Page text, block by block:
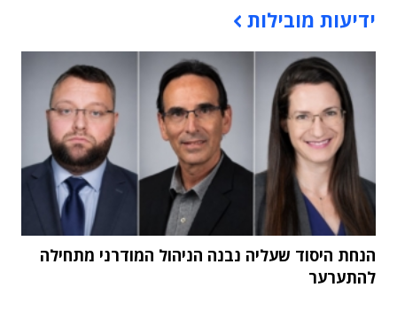
ידיעות מובילות
הנחת היסוד שעליה נבנה הניהול המודרני מתחילה
להתערער